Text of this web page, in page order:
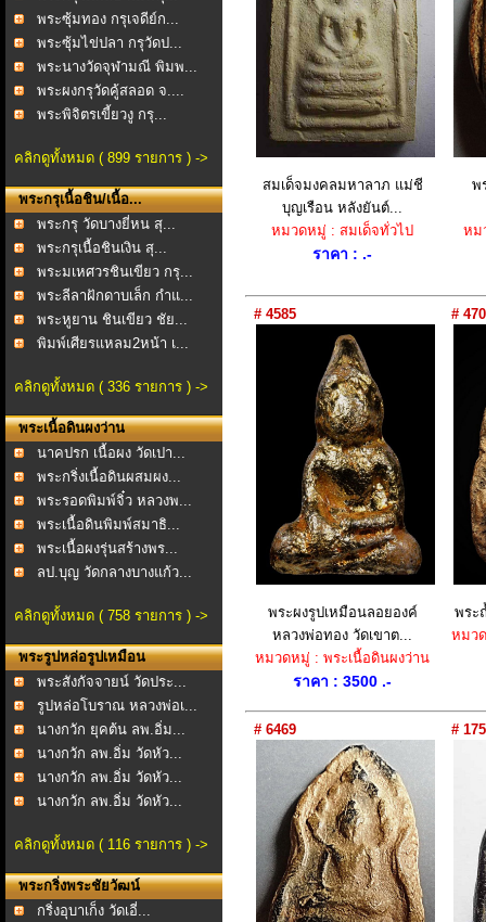
พระซุ้มทอง กรุเจดีย์ก...
พระซุ้มไข่ปลา กรุวัดป...
พระนางวัดจุฬามณี พิมพ...
พระผงกรุวัดคู้สลอด จ....
พระพิจิตรเขี้ยวงู กรุ...
คลิกดูทั้งหมด ( 899 รายการ ) ->
พระกรุเนื้อชิน/เนื้อ...
พระกรุ วัดบางยี่หน สุ...
พระกรุเนื้อชินเงิน สุ...
พระมเหศวรชินเขียว กรุ...
พระลีลาฝักดาบเล็ก กำแ...
พระหูยาน ชินเขียว ชัย...
พิมพ์เศียรแหลม2หน้า เ...
คลิกดูทั้งหมด ( 336 รายการ ) ->
พระเนื้อดินผงว่าน
นาคปรก เนื้อผง วัดเปา...
พระกริ่งเนื้อดินผสมผง...
พระรอดพิมพ์จิ๋ว หลวงพ...
พระเนื้อดินพิมพ์สมาธิ...
พระเนื้อผงรุ่นสร้างพร...
ลป.บุญ วัดกลางบางแก้ว...
คลิกดูทั้งหมด ( 758 รายการ ) ->
พระรูปหล่อรูปเหมือน
พระสังกัจจายน์ วัดประ...
รูปหล่อโบราณ หลวงพ่อเ...
นางกวัก ยุคต้น ลพ.อิ่ม...
นางกวัก ลพ.อิ่ม วัดหัว...
นางกวัก ลพ.อิ่ม วัดหัว...
นางกวัก ลพ.อิ่ม วัดหัว...
คลิกดูทั้งหมด ( 116 รายการ ) ->
พระกริ่งพระชัยวัฒน์
กริ่งอุบาเก็ง วัดเอี่...
สมเด็จมงคลมหาลาภ แม่ชี
บุญเรือน หลังยันต์...
หมวดหมู่ : สมเด็จทั่วไป
ราคา : .-
พ
หม
# 4585
พระผงรูปเหมือนลอยองค์
หลวงพ่อทอง วัดเขาต...
หมวดหมู่ : พระเนื้อดินผงว่าน
ราคา : 3500 .-
#
พระ
หมว
# 6469 # 175